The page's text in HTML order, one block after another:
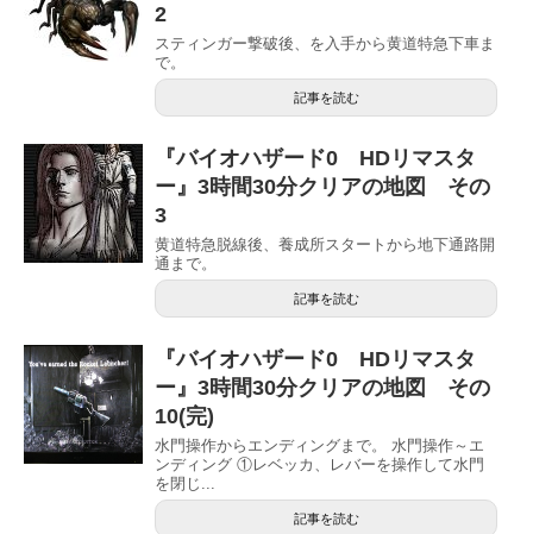
2
スティンガー撃破後、を入手から黄道特急下車ま
で。
記事を読む
『バイオハザード0 HDリマスタ
ー』3時間30分クリアの地図 その
3
黄道特急脱線後、養成所スタートから地下通路開
通まで。
記事を読む
『バイオハザード0 HDリマスタ
ー』3時間30分クリアの地図 その
10(完)
水門操作からエンディングまで。 水門操作～エ
ンディング ①レベッカ、レバーを操作して水門
を閉じ...
記事を読む